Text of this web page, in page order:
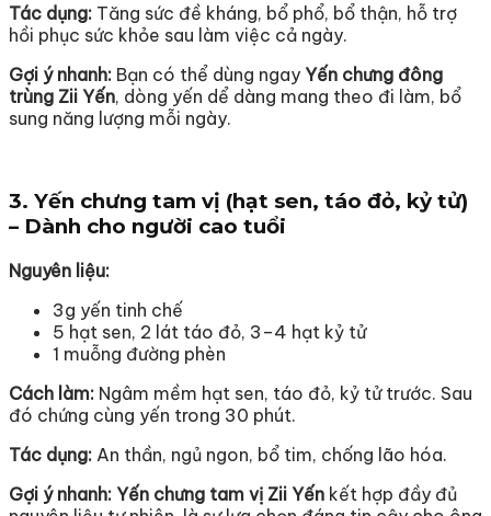
Tác dụng: Tăng sức đề kháng, bổ phổ, bổ thận, hỗ trợ
hồi phục sức khỏe sau làm việc cả ngày.
Gợi ý nhanh: Bạn có thể dùng ngay Yến chưng đông
trùng Zii Yến, dòng yến dể dàng mang theo đi làm, bổ
sung năng lượng mỗi ngày.
3. Yến chưng tam vị (hạt sen, táo đỏ, kỷ tử)
– Dành cho người cao tuổi
Nguyên liệu:
3g yến tinh chế
5 hạt sen, 2 lát táo đỏ, 3–4 hạt kỷ tử
1 muỗng đường phèn
Cách làm: Ngâm mềm hạt sen, táo đỏ, kỷ tử trước. Sau
đó chứng cùng yến trong 30 phút.
Tác dụng: An thần, ngủ ngon, bổ tim, chống lão hóa.
Gợi ý nhanh: Yến chưng tam vị Zii Yến kết hợp đầy đủ